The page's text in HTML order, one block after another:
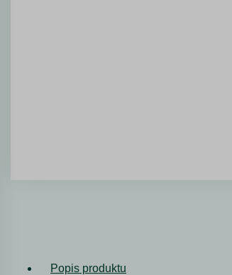
Popis produktu